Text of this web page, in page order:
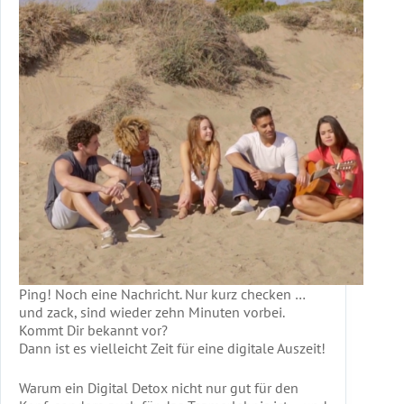
Ping! Noch eine Nachricht. Nur kurz checken …
und zack, sind wieder zehn Minuten vorbei.
Kommt Dir bekannt vor?
Dann ist es vielleicht Zeit für eine digitale Auszeit!
Warum ein Digital Detox nicht nur gut für den